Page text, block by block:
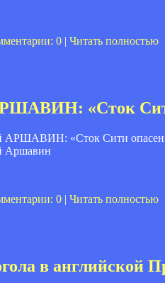
0 Читать полностью
«Сток
Аршавин
0 | Читать полностью
в английской